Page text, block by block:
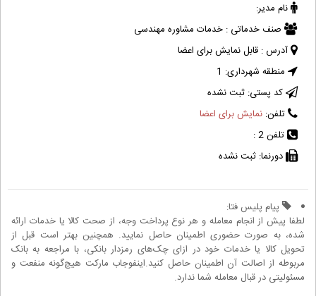
نام مدیر:
صنف خدماتی : خدمات مشاوره مهندسی
آدرس : قابل نمایش برای اعضا
منطقه شهرداری: 1
کد پستی: ثبت نشده
تلفن: نمایش برای اعضا
تلفن 2 :
دورنما: ثبت نشده
پیام پلیس فتا:
لطفا پیش از انجام معامله و هر نوع پرداخت وجه، از صحت کالا یا خدمات ارائه
شده، به صورت حضوری اطمینان حاصل نمایید. همچنین بهتر است قبل از
تحویل کالا یا خدمات خود در ازای چک‌های رمزدار بانکی، با مراجعه به بانک
مربوطه از اصالت آن اطمینان حاصل کنید.اینفوجاب مارکت هیچ‌گونه منفعت و
مسئولیتی در قبال معامله شما ندارد.